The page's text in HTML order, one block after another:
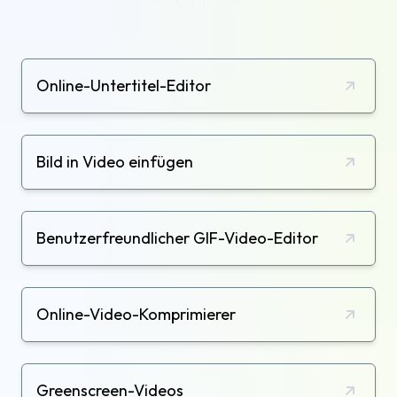
Online-Untertitel-Editor
Bild in Video einfügen
Benutzerfreundlicher GIF-Video-Editor
Online-Video-Komprimierer
Greenscreen-Videos